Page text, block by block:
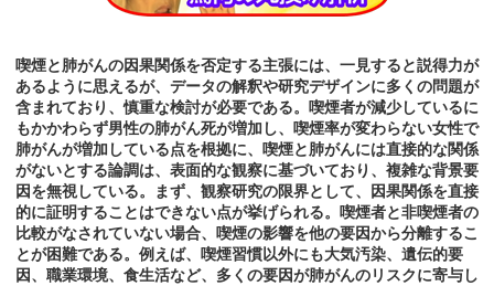
喫煙と肺がんの因果関係を否定する主張には、一見すると説得力が
あるように思えるが、データの解釈や研究デザインに多くの問題が
含まれており、慎重な検討が必要である。喫煙者が減少しているに
もかかわらず男性の肺がん死が増加し、喫煙率が変わらない女性で
肺がんが増加している点を根拠に、喫煙と肺がんには直接的な関係
がないとする論調は、表面的な観察に基づいており、複雑な背景要
因を無視している。まず、観察研究の限界として、因果関係を直接
的に証明することはできない点が挙げられる。喫煙者と非喫煙者の
比較がなされていない場合、喫煙の影響を他の要因から分離するこ
とが困難である。例えば、喫煙習慣以外にも大気汚染、遺伝的要
因、職業環境、食生活など、多くの要因が肺がんのリスクに寄与し